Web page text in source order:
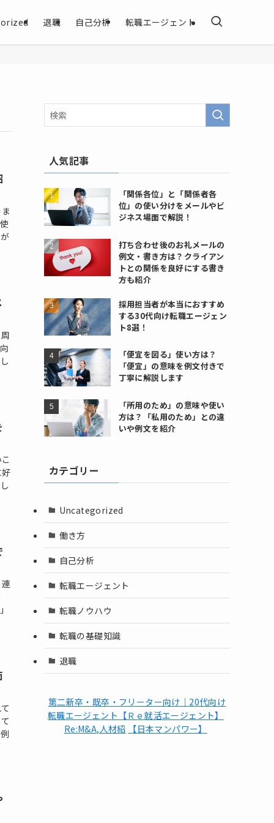
退職 自己分析 転職エージェント
人気記事
「関係各位」と「関係者各
位」の使い分けをメールやビ
ジネス場面で解説！
打ち合わせ後のお礼メールの
例文・書き方は？クライアン
トとの関係を良好にする書き
方も紹介
採用担当者が本当におすすめ
する30代向け転職エージェン
ト8選！
「便宜を図る」使い方は？
「便宜」の意味を例文付きで
丁寧に解説します
「所用のため」の意味や使い
方は？「私用のため」との違
いや例文を紹介
カテゴリー
Uncategorized
働き方
自己分析
転職エージェント
転職ノウハウ
転職の基礎知識
退職
第二新卒・既卒・フリーター向け｜20代向け
転職エージェント【Ｒｅ就活エージェント】
Re:M&A,人材紹
【日本マンパワー】